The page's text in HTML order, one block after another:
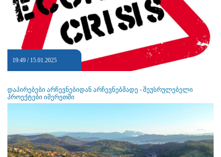
19:49 / 15.01.2025
დაპირებები არჩევნებიდან არჩევნებმადე - შეუსრულებელი
პროექტები იმერეთში